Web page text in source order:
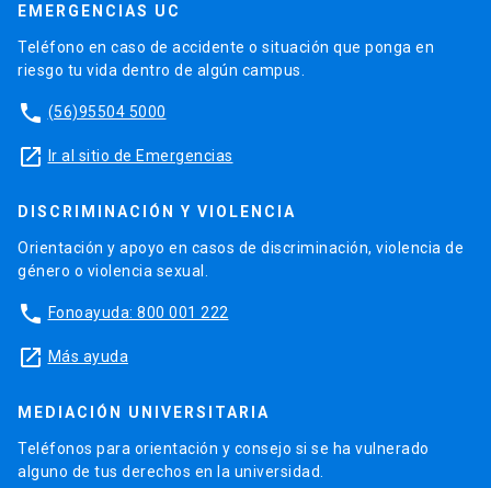
EMERGENCIAS UC
Teléfono en caso de accidente o situación que ponga en
riesgo tu vida dentro de algún campus.
phone (56)95504 5000
launch Ir al sitio de Emergencias
DISCRIMINACIÓN Y VIOLENCIA
Orientación y apoyo en casos de discriminación, violencia de
género o violencia sexual.
phone Fonoayuda: 800 001 222
launch Más ayuda
MEDIACIÓN UNIVERSITARIA
Teléfonos para orientación y consejo si se ha vulnerado
alguno de tus derechos en la universidad.